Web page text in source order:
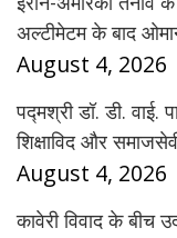
अल्टीमेटम के बाद
August 4, 2026
पद्मश्री डॉ. डी. वाई.
शिक्षाविद और
August 4, 2026
कावेरी विवाद के बीच